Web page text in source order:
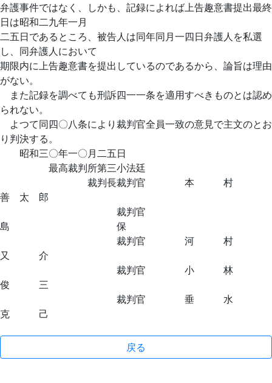
弁護事件ではなく、しかも、記録によれば上告趣意書提出最終
日は昭和二九年一月
二五日であるところ、被告人は同年同月一四日弁護人を私選
し、同弁護人において
期限内に上告趣意書を提出しているのであるから、論旨は理由
がない。
また記録を調べても刑訴四一一条を適用すべきものとは認め
られない。
よつて同四〇八条により裁判官全員一致の意見で主文のとお
り判決する。
昭和三〇年一〇月二五日
最高裁判所第三小法廷
裁判長裁判官 本 村
善 太 郎
裁判官
島 保
裁判官 河 村
又 介
裁判官 小 林
俊 三
裁判官 垂 水
克 己
戻る